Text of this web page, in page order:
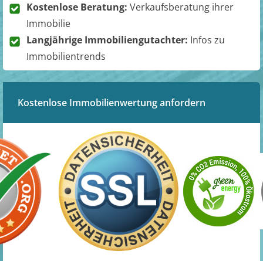
Kostenlose Beratung: Verkaufsberatung ihrer
Immobilie
Langjährige Immobiliengutachter: Infos zu
Immobilientrends
Kostenlose Immobilienwertung anfordern